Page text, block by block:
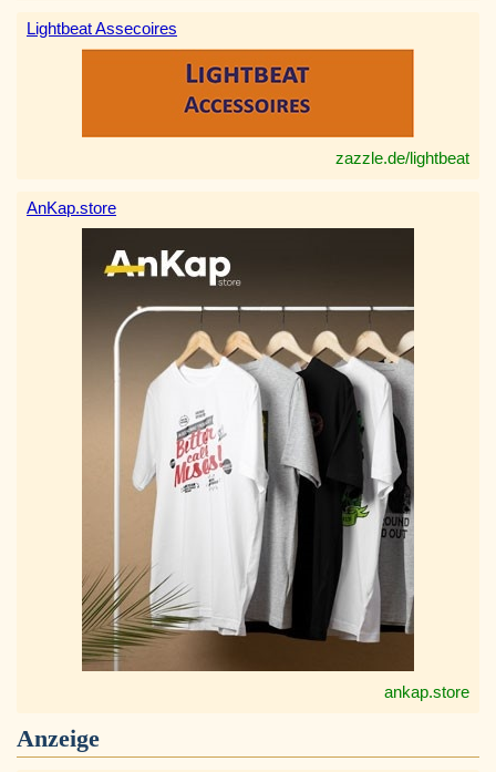
Lightbeat Assecoires
zazzle.de/lightbeat
AnKap.store
ankap.store
Anzeige